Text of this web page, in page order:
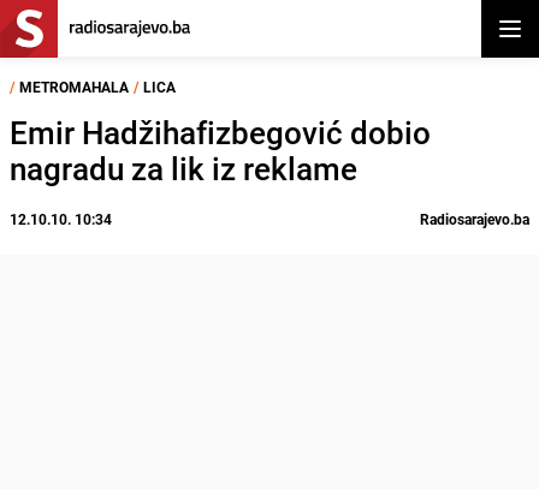
/ METROMAHALA / LICA
Emir Hadžihafizbegović dobio
nagradu za lik iz reklame
12.10.10. 10:34 Radiosarajevo.ba